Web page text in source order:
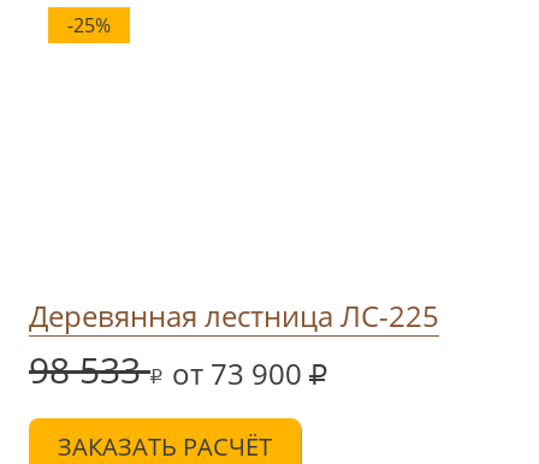
-25%
Деревянная лестница ЛС-225
98 533 от 73 900
ЗАКАЗАТЬ РАСЧЁТ